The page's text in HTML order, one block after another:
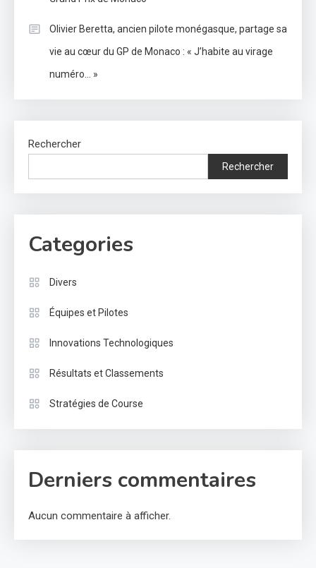
Olivier Beretta, ancien pilote monégasque, partage sa
vie au cœur du GP de Monaco : « J’habite au virage
numéro… »
Rechercher
Rechercher
Categories
Divers
Équipes et Pilotes
Innovations Technologiques
Résultats et Classements
Stratégies de Course
Derniers commentaires
Aucun commentaire à afficher.